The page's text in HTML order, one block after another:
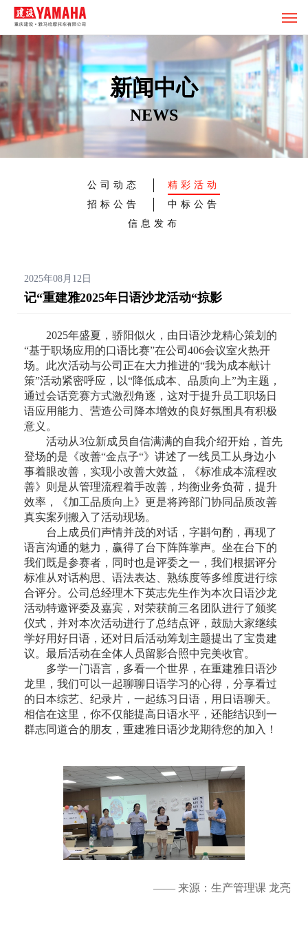
新闻中心
NEWS
公司动态
精彩活动
招标公告
中标公告
信息发布
2025年08月12日
记“重建雅2025年日语沙龙活动“掠影
2025年盛夏，骄阳似火，由日语沙龙精心策划的
“基于职场应用的口语比赛”在公司406会议室火热开
场。此次活动与公司正在大力推进的“我为成本献计
策”活动紧密呼应，以“降低成本、品质向上”为主题，
通过会话竞赛方式激烈角逐，这对于提升员工职场日
语应用能力、营造公司降本增效的良好氛围具有积极
意义。
活动从3位新成员自信满满的自我介绍开始，首先
登场的是《改善“金点子“》讲述了一线员工从身边小
事着眼改善，实现小改善大效益，《标准成本流程改
善》则是从管理流程着手改善，均衡业务负荷，提升
效率，《加工品质向上》更是将跨部门协同品质改善
真实案列搬入了活动现场。
台上成员们声情并茂的对话，字斟句酌，再现了
语言沟通的魅力，赢得了台下阵阵掌声。坐在台下的
我们既是参赛者，同时也是评委之一，我们根据评分
标准从对话构思、语法表达、熟练度等多维度进行综
合评分。公司总经理木下英志先生作为本次日语沙龙
活动特邀评委及嘉宾，对荣获前三名团队进行了颁奖
仪式，并对本次活动进行了总结点评，鼓励大家继续
学好用好日语，还对日后活动筹划主题提出了宝贵建
议。最后活动在全体人员留影合照中完美收官。
多学一门语言，多看一个世界，在重建雅日语沙
龙里，我们可以一起聊聊日语学习的心得，分享看过
的日本综艺、纪录片，一起练习日语，用日语聊天。
相信在这里，你不仅能提高日语水平，还能结识到一
群志同道合的朋友，重建雅日语沙龙期待您的加入！
—— 来源：生产管理课 龙亮